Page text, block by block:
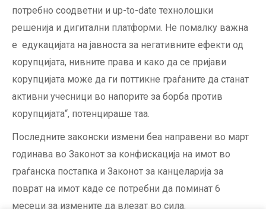
потребно соодветни и up-to-date технолошки
решенија и дигитални платформи. Не помалку важна
е едукацијата на јавноста за негативните ефекти од
корупцијата, нивните права и како да се пријави
корупцијата може да ги поттикне граѓаните да станат
активни учесници во напорите за борба против
корупцијата“, потенцираше таа.
Последните законски измени беа направени во март
годинава во Законот за конфискација на имот во
граѓанска постапка и Законот за канцеларија за
поврат на имот каде се потребни да поминат 6
месеци за измените да влезат во сила.